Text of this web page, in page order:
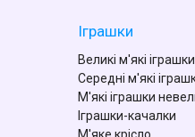
Іграшки
Великі м'які іграшки
Середні м'які
М'які іграшки
Іграшки-качалки